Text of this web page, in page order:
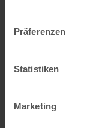
Präferenzen
Statistiken
Marketing